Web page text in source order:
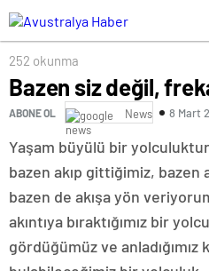
252 okunma
Bazen siz değil,
ABONE OL News 8 Mart
Yaşam büyülü bir yolculuktur.
bazen akıp gittiğimiz, bazen
bazen de akışa yön
akıntıya bıraktığımız bir
gördüğümüz ve anladığımız